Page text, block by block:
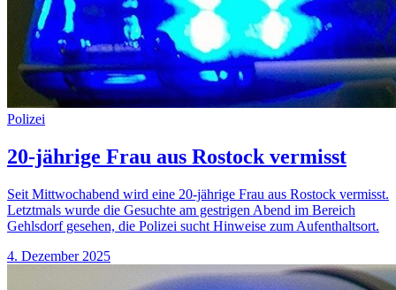
Polizei
20-jährige Frau aus Rostock vermisst
Seit Mittwochabend wird eine 20-jährige Frau aus Rostock vermisst.
Letztmals wurde die Gesuchte am gestrigen Abend im Bereich
Gehlsdorf gesehen, die Polizei sucht Hinweise zum Aufenthaltsort.
4. Dezember 2025